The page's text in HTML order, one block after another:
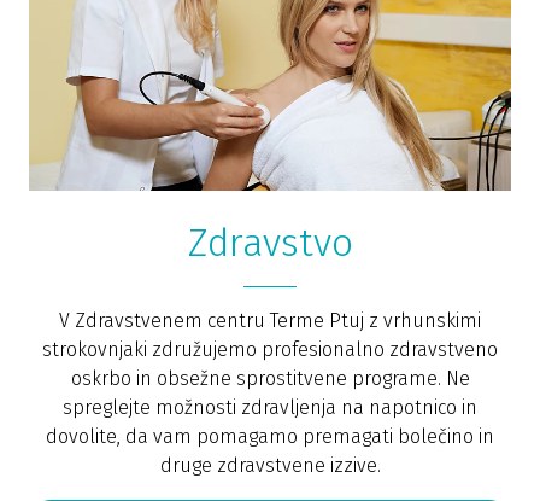
Zdravstvo
V Zdravstvenem centru Terme Ptuj z vrhunskimi
strokovnjaki združujemo profesionalno zdravstveno
oskrbo in obsežne sprostitvene programe. Ne
spreglejte možnosti zdravljenja na napotnico in
dovolite, da vam pomagamo premagati bolečino in
druge zdravstvene izzive.